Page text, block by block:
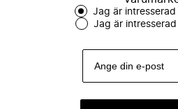
Jag är
Jag är